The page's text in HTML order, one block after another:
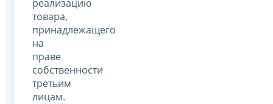
реализацию
товара,
принадлежащего
на
праве
собственности
третьим
лицам.